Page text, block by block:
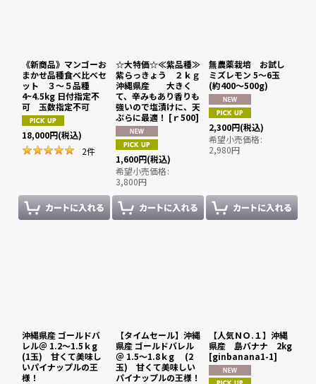
《新商品》マンゴーお
まかせ品種食べ比べセ
ット ３〜５品種
4~4.5kg 日付指定不
可 玉数指定不可
18,000円(税込)
2件
☆大特価☆≪紫品種≫
紫らっきょう ２ｋｇ
沖縄県産 大きく
て、辛みもあり香りも
強いので塩漬けに、天
ぷらに最適！ [ｒ500]
1,600円(税込)
希望小売価格:
3,800円
無農薬栽培 お試し
ミズレモン 5〜6玉
(約400〜500g)
2,300円(税込)
希望小売価格:
2,980円
沖縄県産 ゴールドバ
レル＠ 1.2〜1.5ｋg
(1玉) 甘くて美味し
いパイナップルの王
様！
【タイムセール】沖縄
県産 ゴールドバレル
＠ 1.5〜1.8ｋg (2
玉) 甘くて美味しい
パイナップルの王様！
【人気ＮＯ.１】沖縄
県産 島バナナ 2kg
[ginbanana1-1]